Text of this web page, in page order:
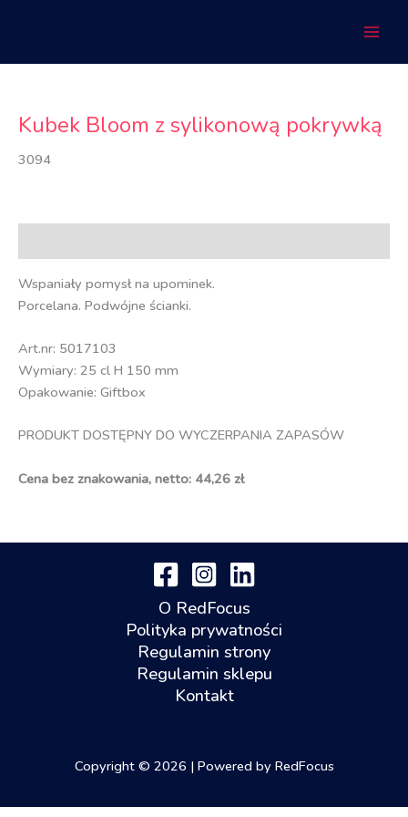
Kubek Bloom z sylikonową pokrywką
3094
Wspaniały pomysł na upominek.
Porcelana. Podwójne ścianki.
Art.nr: 5017103
Wymiary: 25 cl H 150 mm
Opakowanie: Giftbox
PRODUKT DOSTĘPNY DO WYCZERPANIA ZAPASÓW
Cena bez znakowania, netto: 44,26 zł
O RedFocus
Polityka prywatności
Regulamin strony
Regulamin sklepu
Kontakt
Copyright © 2026 | Powered by RedFocus